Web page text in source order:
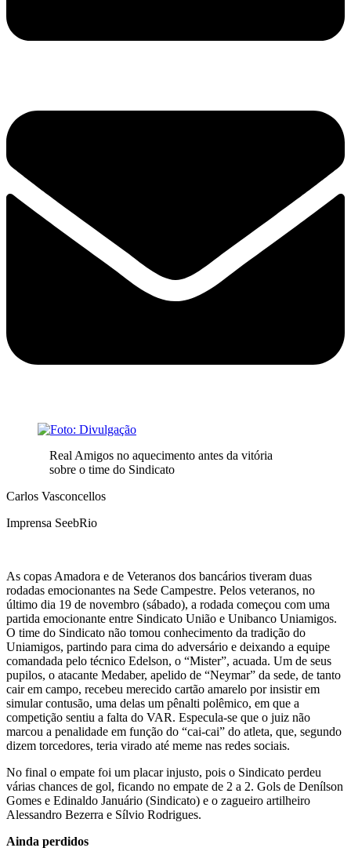
Real Amigos no aquecimento antes da vitória
sobre o time do Sindicato
Carlos Vasconcellos
Imprensa SeebRio
As copas Amadora e de Veteranos dos bancários tiveram duas
rodadas emocionantes na Sede Campestre. Pelos veteranos, no
último dia 19 de novembro (sábado), a rodada começou com uma
partida emocionante entre Sindicato União e Unibanco Uniamigos.
O time do Sindicato não tomou conhecimento da tradição do
Uniamigos, partindo para cima do adversário e deixando a equipe
comandada pelo técnico Edelson, o “Mister”, acuada. Um de seus
pupilos, o atacante Medaber, apelido de “Neymar” da sede, de tanto
cair em campo, recebeu merecido cartão amarelo por insistir em
simular contusão, uma delas um pênalti polêmico, em que a
competição sentiu a falta do VAR. Especula-se que o juiz não
marcou a penalidade em função do “cai-cai” do atleta, que, segundo
dizem torcedores, teria virado até meme nas redes sociais.
No final o empate foi um placar injusto, pois o Sindicato perdeu
várias chances de gol, ficando no empate de 2 a 2. Gols de Denílson
Gomes e Edinaldo Januário (Sindicato) e o zagueiro artilheiro
Alessandro Bezerra e Sílvio Rodrigues.
Ainda perdidos